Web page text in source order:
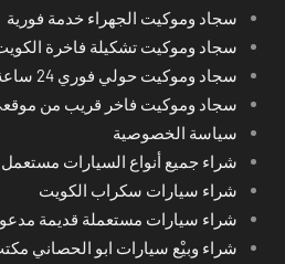
سجاد وموكيت الجهراء خدمة فورية
سجاد وموكيت تشكيلة فاخرة
سجاد وموكيت حولي فوري 24 ساعة
سجاد وموكيت فاخر قريب من
سياسة الخصوصية
شراء جميع أنواع السيارات
شراء سيارات سكراب الكويت
شراء سيارات مستعملة قديمة
شراء وبيْع سيارات ابو الحصاني